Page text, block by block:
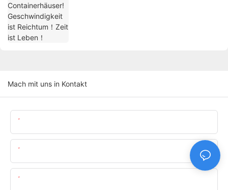
Mach mit uns in Kontakt